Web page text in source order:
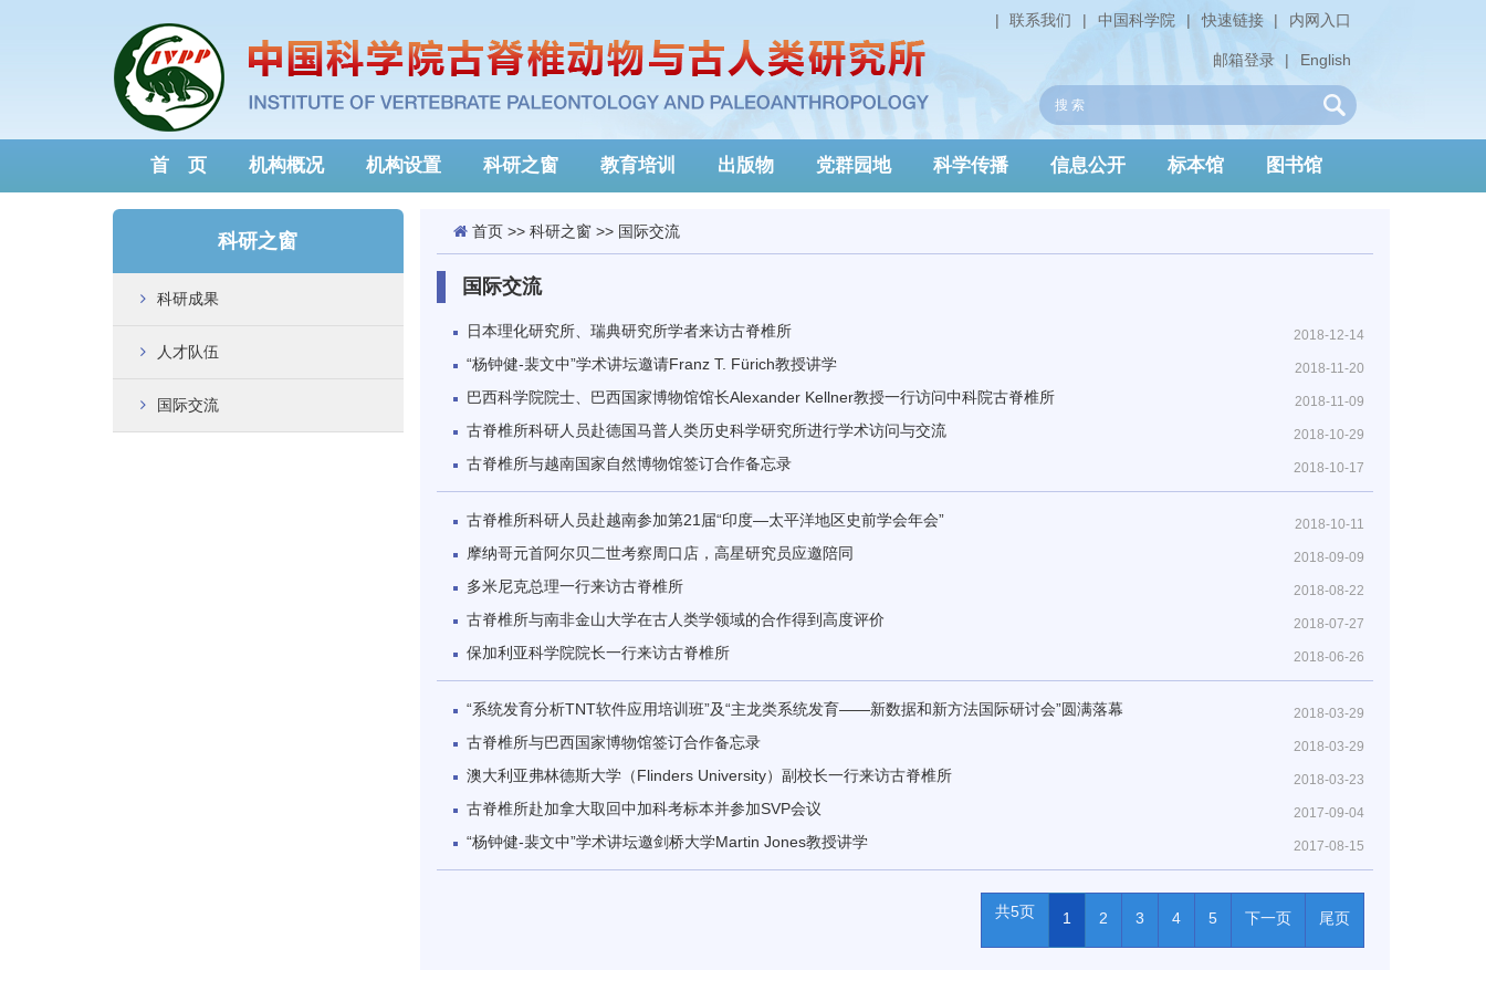
内网入口
|
快速链接
|
中国科学院
|
联系我们
|
English
|
邮箱登录
首 页 机构概况 机构设置 科研之窗 教育培训 出版物 党群园地 科学传播 信息公开 标本馆 图书馆
科研之窗
科研成果
人才队伍
国际交流
首页>> 科研之窗>> 国际交流
国际交流
2018-12-14
日本理化研究所、瑞典研究所学者来访古脊椎所
2018-11-20
“杨钟健-裴文中”学术讲坛邀请Franz T. Fürich教授讲学
2018-11-09
巴西科学院院士、巴西国家博物馆馆长Alexander Kellner教授一行访问中科院古脊椎所
2018-10-29
古脊椎所科研人员赴德国马普人类历史科学研究所进行学术访问与交流
2018-10-17
古脊椎所与越南国家自然博物馆签订合作备忘录
2018-10-11
古脊椎所科研人员赴越南参加第21届“印度—太平洋地区史前学会年会”
2018-09-09
摩纳哥元首阿尔贝二世考察周口店，高星研究员应邀陪同
2018-08-22
多米尼克总理一行来访古脊椎所
2018-07-27
古脊椎所与南非金山大学在古人类学领域的合作得到高度评价
2018-06-26
保加利亚科学院院长一行来访古脊椎所
2018-03-29
“系统发育分析TNT软件应用培训班”及“主龙类系统发育——新数据和新方法国际研讨会”圆满落幕
2018-03-29
古脊椎所与巴西国家博物馆签订合作备忘录
2018-03-23
澳大利亚弗林德斯大学（Flinders University）副校长一行来访古脊椎所
2017-09-04
古脊椎所赴加拿大取回中加科考标本并参加SVP会议
2017-08-15
“杨钟健-裴文中”学术讲坛邀剑桥大学Martin Jones教授讲学
共5页 1 2 3 4 5 下一页 尾页